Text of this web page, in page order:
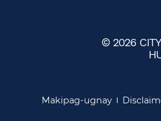
© 2026
Makipag-ugnay​​